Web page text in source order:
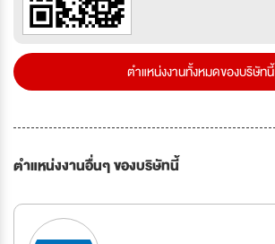
ตำแหน่งงานทั้งหมดของบริษัทนี้
ตำแหน่งงานอื่นๆ ของบริษัทนี้